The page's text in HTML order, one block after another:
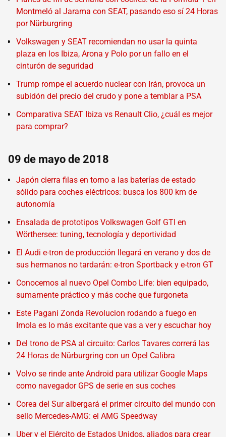
Montmeló al Jarama con SEAT, pasando eso sí 24 Horas
por Nürburgring
Volkswagen y SEAT recomiendan no usar la quinta
plaza en los Ibiza, Arona y Polo por un fallo en el
cinturón de seguridad
Trump rompe el acuerdo nuclear con Irán, provoca un
subidón del precio del crudo y pone a temblar a PSA
Comparativa SEAT Ibiza vs Renault Clio, ¿cuál es mejor
para comprar?
09 de mayo de 2018
Japón cierra filas en torno a las baterías de estado
sólido para coches eléctricos: busca los 800 km de
autonomía
Ensalada de prototipos Volkswagen Golf GTI en
Wörthersee: tuning, tecnología y deportividad
El Audi e-tron de producción llegará en verano y dos de
sus hermanos no tardarán: e-tron Sportback y e-tron GT
Conocemos al nuevo Opel Combo Life: bien equipado,
sumamente práctico y más coche que furgoneta
Este Pagani Zonda Revolucion rodando a fuego en
Imola es lo más excitante que vas a ver y escuchar hoy
Del trono de PSA al circuito: Carlos Tavares correrá las
24 Horas de Nürburgring con un Opel Calibra
Volvo se rinde ante Android para utilizar Google Maps
como navegador GPS de serie en sus coches
Corea del Sur albergará el primer circuito del mundo con
sello Mercedes-AMG: el AMG Speedway
Uber y el Ejército de Estados Unidos, aliados para crear